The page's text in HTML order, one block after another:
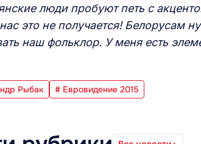
люди пробуют петь с
это не получается! Белорусам
наш фольклор. У меня есть
Рыбак # Евровидение 2015